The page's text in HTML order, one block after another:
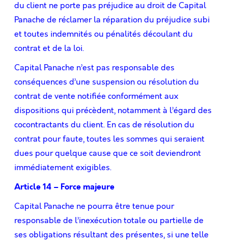
du client ne porte pas préjudice au droit de Capital
Panache de réclamer la réparation du préjudice subi
et toutes indemnités ou pénalités découlant du
contrat et de la loi.
Capital Panache n’est pas responsable des
conséquences d’une suspension ou résolution du
contrat de vente notiﬁée conformément aux
dispositions qui précèdent, notamment à l’égard des
cocontractants du client. En cas de résolution du
contrat pour faute, toutes les sommes qui seraient
dues pour quelque cause que ce soit deviendront
immédiatement exigibles.
Article 14 – Force majeure
Capital Panache ne pourra être tenue pour
responsable de l’inexécution totale ou partielle de
ses obligations résultant des présentes, si une telle